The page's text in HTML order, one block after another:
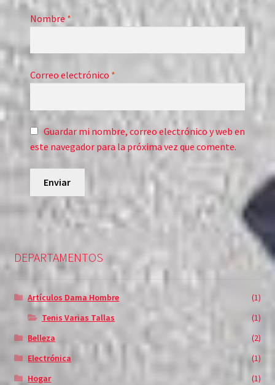
Nombre *
Correo electrónico *
Guardar mi nombre, correo electrónico y web en
este navegador para la próxima vez que comente.
DEPARTAMENTOS
Artículos Dama Hombre
(1)
Tenis Varias Tallas
(1)
Belleza
(2)
Electrónica
(1)
Hogar
(1)